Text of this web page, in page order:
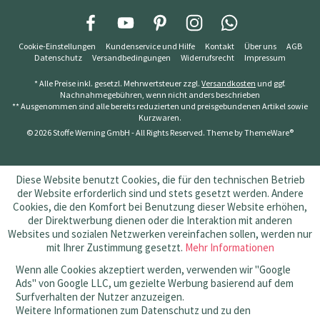
Cookie-Einstellungen Kundenservice und Hilfe Kontakt Über uns
AGB
Datenschutz
Versandbedingungen Widerrufsrecht Impressum
* Alle Preise inkl. gesetzl. Mehrwertsteuer zzgl. Versandkosten und ggf.
Nachnahmegebühren, wenn nicht anders beschrieben
** Ausgenommen sind alle bereits reduzierten und preisgebundenen Artikel sowie
Kurzwaren.
© 2026 Stoffe Werning GmbH - All Rights Reserved. Theme byThemeWare®
Diese Website benutzt Cookies, die für den technischen Betrieb
der Website erforderlich sind und stets gesetzt werden. Andere
Cookies, die den Komfort bei Benutzung dieser Website erhöhen,
der Direktwerbung dienen oder die Interaktion mit anderen
Websites und sozialen Netzwerken vereinfachen sollen, werden nur
mit Ihrer Zustimmung gesetzt. Mehr Informationen
Wenn alle Cookies akzeptiert werden, verwenden wir "Google
Ads" von Google LLC, um gezielte Werbung basierend auf dem
Surfverhalten der Nutzer anzuzeigen.
Weitere Informationen zum Datenschutz und zu den